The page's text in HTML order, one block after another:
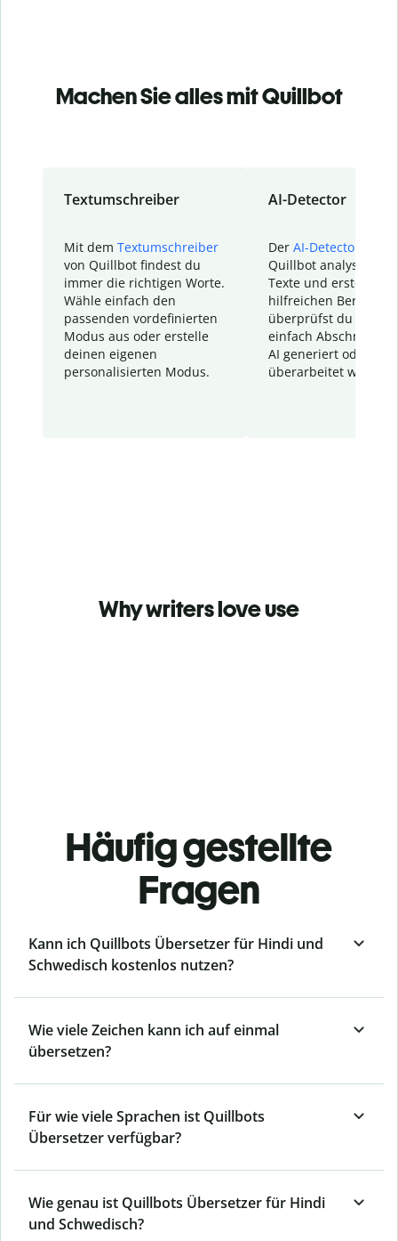
Machen Sie alles mit Quillbot
Textumschreiber
Mit dem Textumschreiber
von Quillbot findest du
immer die richtigen Worte.
Wähle einfach den
passenden vordefinierten
Modus aus oder erstelle
deinen eigenen
personalisierten Modus.
AI-Detector
Der AI-Detector
Quillbot analysiert
Texte und erstellt
hilfreichen Bericht.
überprüfst du
einfach Abschnitte,
AI generiert oder
überarbeitet wurden.
Why writers love use
Häufig gestellte
Fragen
Kann ich Quillbots Übersetzer für Hindi und
Schwedisch kostenlos nutzen?
Wie viele Zeichen kann ich auf einmal
übersetzen?
Für wie viele Sprachen ist Quillbots
Übersetzer verfügbar?
Wie genau ist Quillbots Übersetzer für Hindi
und Schwedisch?